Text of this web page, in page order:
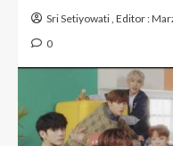
Sri Setiyowati, Editor :
0